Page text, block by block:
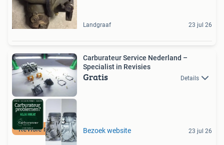
Landgraaf 23 jul 26
Revisie mogelijk
Carburateur Service Nederland –
Specialist in Revisies
Gratis Details
Bezoek website 23 jul 26